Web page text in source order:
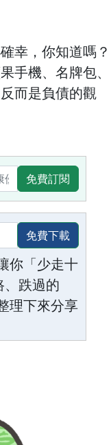
幸，你知道嗎？
手機、名牌包、
而是負債的觀
免費訂閱
免費下載
你「少走十
跌過的
理下來分享